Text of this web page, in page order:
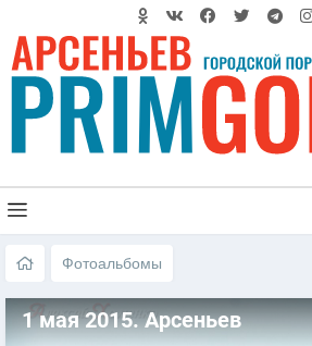
Фотоальбомы
1 мая 2015. Арсеньев